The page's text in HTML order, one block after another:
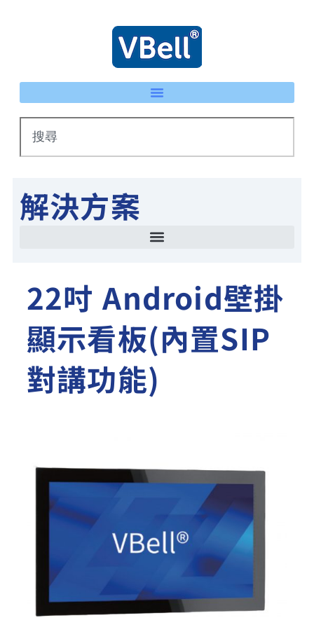
解決方案
22吋 Android壁掛
顯示看板(內置SIP
對講功能)